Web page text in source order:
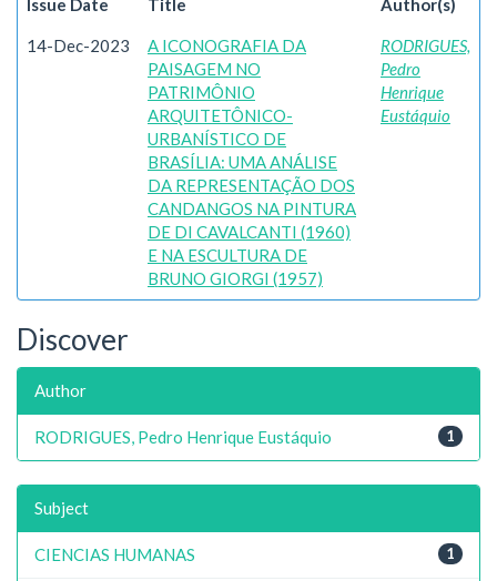
Issue Date Title Author(s)
14-Dec-2023
A ICONOGRAFIA DA
PAISAGEM NO
PATRIMÔNIO
ARQUITETÔNICO-
URBANÍSTICO DE
BRASÍLIA: UMA ANÁLISE
DA REPRESENTAÇÃO DOS
CANDANGOS NA PINTURA
DE DI CAVALCANTI (1960)
E NA ESCULTURA DE
BRUNO GIORGI (1957)
RODRIGUES,
Pedro
Henrique
Eustáquio
Discover
Author
1
RODRIGUES, Pedro Henrique Eustáquio
Subject
1
CIENCIAS HUMANAS